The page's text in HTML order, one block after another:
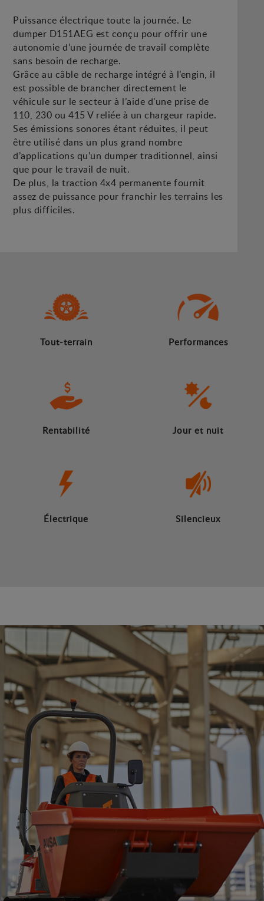
Puissance électrique toute la journée. Le
dumper D151AEG est conçu pour offrir une
autonomie d’une journée de travail complète
sans besoin de recharge.
Grâce au câble de recharge intégré à l’engin, il
est possible de brancher directement le
véhicule sur le secteur à l’aide d’une prise de
110, 230 ou 415 V reliée à un chargeur rapide.
Ses émissions sonores étant réduites, il peut
être utilisé dans un plus grand nombre
d’applications qu’un dumper traditionnel, ainsi
que pour le travail de nuit.
De plus, la traction 4x4 permanente fournit
assez de puissance pour franchir les terrains les
plus difficiles.
Tout-terrain Performances
Rentabilité Jour et nuit
Électrique Silencieux